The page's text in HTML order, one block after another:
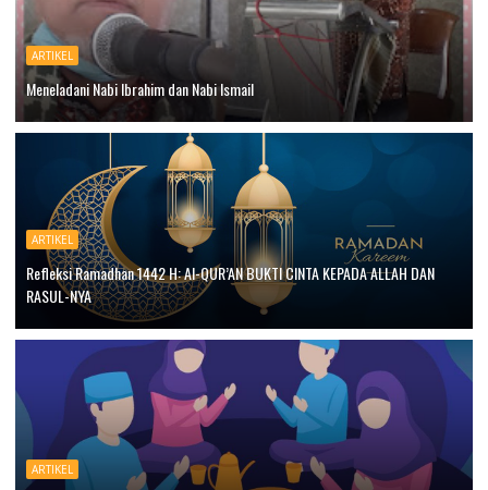
ARTIKEL
Meneladani Nabi Ibrahim dan Nabi Ismail
ARTIKEL
Refleksi Ramadhan 1442 H: Al-QUR’AN BUKTI CINTA KEPADA ALLAH DAN
RASUL-NYA
ARTIKEL